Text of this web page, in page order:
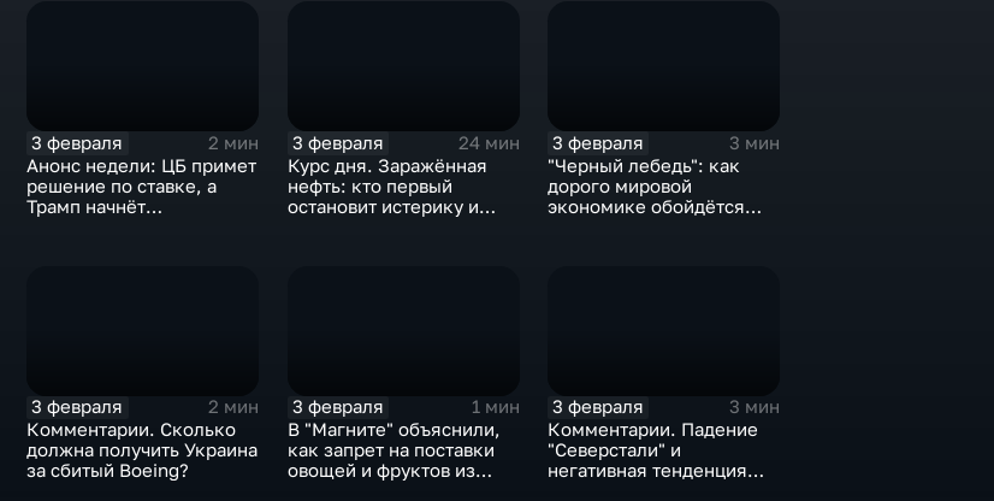
3 февраля
2 мин
Анонс недели: ЦБ примет
решение по ставке, а
Трамп начнёт
3 февраля
24 мин
Курс дня. Заражённая
нефть: кто первый
остановит истерику и
3 февраля
3 мин
"Черный лебедь": как
дорого мировой
экономике обойдётся
3 февраля
2 мин
Комментарии. Сколько
должна получить Украина
за сбитый Boeing?
3 февраля
1 мин
В "Магните" объяснили,
как запрет на поставки
овощей и фруктов из
3 февраля
3 мин
Комментарии. Падение
"Северстали" и
негативная тенденция